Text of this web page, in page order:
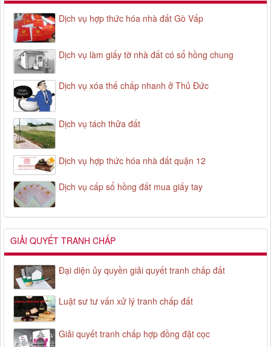
Dịch vụ hợp thức hóa nhà đất Gò Vấp
Dịch vụ làm giấy tờ nhà đất có sổ hồng chung
Dịch vụ xóa thế chấp nhanh ở Thủ Đức
Dịch vụ tách thửa đất
Dịch vụ hợp thức hóa nhà đất quận 12
Dịch vụ cấp sổ hồng đất mua giấy tay
GIẢI QUYẾT TRANH CHẤP
Đại diện ủy quyền giải quyết tranh chấp đất
Luật sư tư vấn xử lý tranh chấp đất
Giải quyết tranh chấp hợp đồng đặt cọc